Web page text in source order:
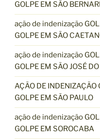
GOLPE EM SÃO
ação de indenização
GOLPE EM SÃO
ação de indenização
GOLPE EM SÃO JOSÉ
AÇÃO DE INDENIZAÇÃO
GOLPE EM SÃO PAULO
ação de indenização
GOLPE EM SOROCABA